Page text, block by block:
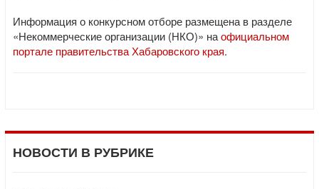
Информация о конкурсном отборе размещена в разделе
«Некоммерческие организации (НКО)» наофициальном
портале правительства Хабаровского края.
НОВОСТИ В РУБРИКЕ